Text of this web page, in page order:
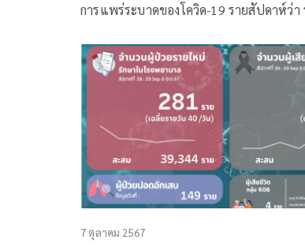
การแพร่ระบาดของโควิด-19 รายสัปดาห์ว่า
7 ตุลาคม 2567